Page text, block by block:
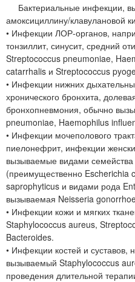
Бактериальные инфекции,
амоксициллину/клавулановой
• Инфекции ЛОР-органов,
тонзиллит, синусит, средний
Streptococcus pneumoniae,
catarrhalis и Streptococcus
• Инфекции нижних
хронического бронхита,
бронхопневмония, обычно
pneumoniae, Haemophilus
• Инфекции мочеполового
пиелонефрит, инфекции
вызываемые видами
(преимущественно Escherichia
saprophyticus и видами рода
вызываемая Neisseria
• Инфекции кожи и мягких
Staphylococcus aureus,
Bacteroides.
• Инфекции костей и
вызываемый Staphylococcus
проведения длительной